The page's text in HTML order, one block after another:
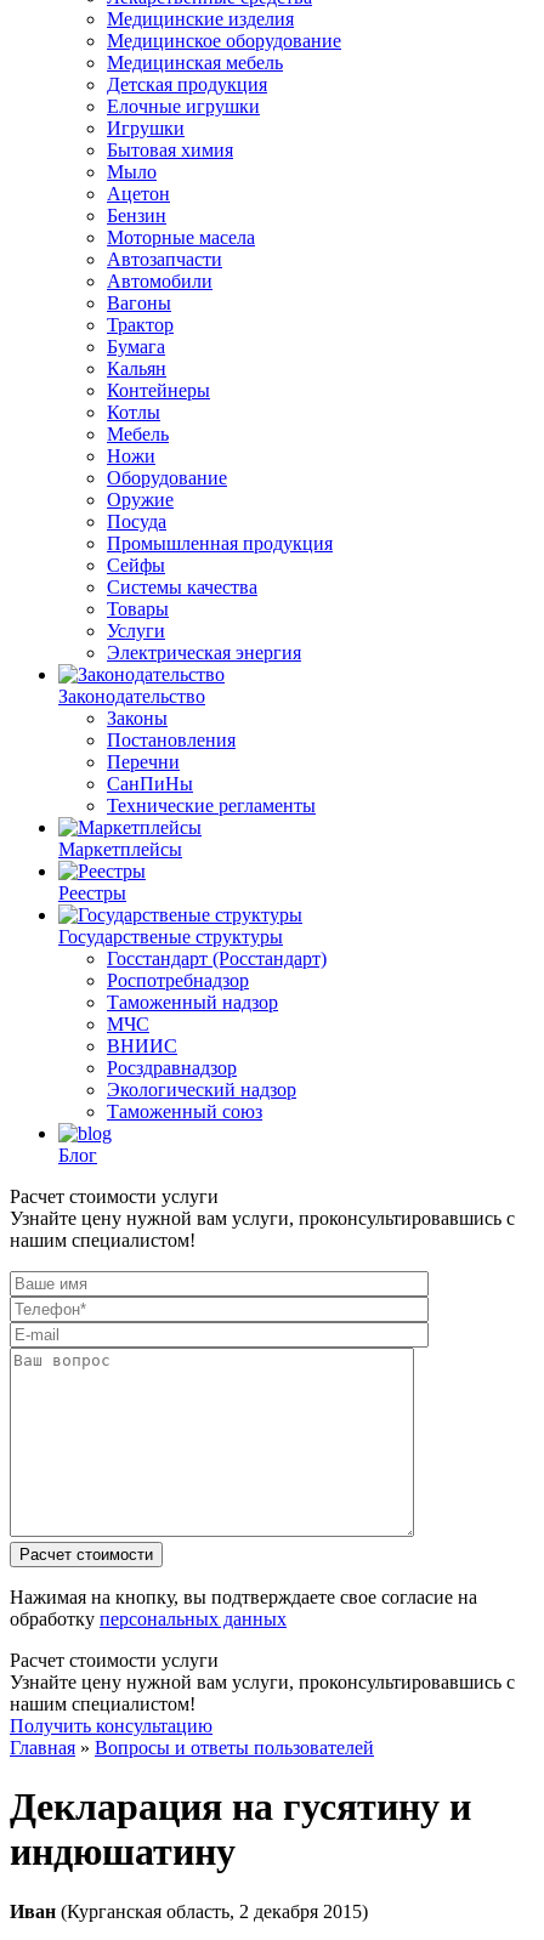
Медицинские изделия
Медицинское оборудование
Медицинская мебель
Детская продукция
Елочные игрушки
Игрушки
Бытовая химия
Мыло
Ацетон
Бензин
Моторные масела
Автозапчасти
Автомобили
Вагоны
Трактор
Бумага
Кальян
Контейнеры
Котлы
Мебель
Ножи
Оборудование
Оружие
Посуда
Промышленная продукция
Сейфы
Системы качества
Товары
Услуги
Электрическая энергия
Законодательство
Законы
Постановления
Перечни
СанПиНы
Технические регламенты
Маркетплейсы
Реестры
Государственые структуры
Госстандарт (Росстандарт)
Роспотребнадзор
Таможенный надзор
МЧС
ВНИИС
Росздравнадзор
Экологический надзор
Таможенный союз
Блог
Расчет стоимости услуги
Узнайте цену нужной вам услуги, проконсультировавшись с
нашим специалистом!
Нажимая на кнопку, вы подтверждаете свое согласие на
обработку персональных данных
Расчет стоимости услуги
Узнайте цену нужной вам услуги, проконсультировавшись с
нашим специалистом!
Получить консультацию
Главная » Вопросы и ответы пользователей
Декларация на гусятину и
индюшатину
Иван (Курганская область, 2 декабря 2015)